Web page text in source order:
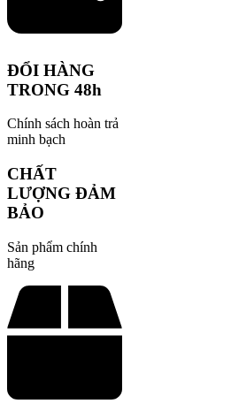
ĐỔI HÀNG
TRONG 48h
Chính sách hoàn trả
minh bạch
CHẤT
LƯỢNG ĐẢM
BẢO
Sản phẩm chính
hãng